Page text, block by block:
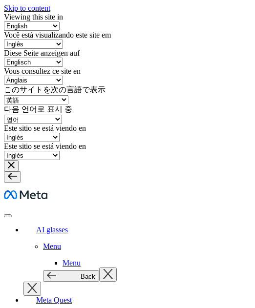
Skip to content
Viewing this site in
Você está visualizando este site em
Diese Seite anzeigen auf
Vous consultez ce site en
このサイトを次の言語で表示
다음 언어로 표시 중
Este sitio se está viendo en
Este sitio se está viendo en
Meta
AI glasses
Menu
Menu
Back
Meta Quest